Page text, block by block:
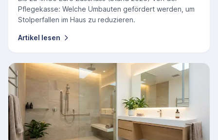
Pflegekasse: Welche Umbauten gefördert werden, um
Stolperfallen im Haus zu reduzieren.
Artikel lesen